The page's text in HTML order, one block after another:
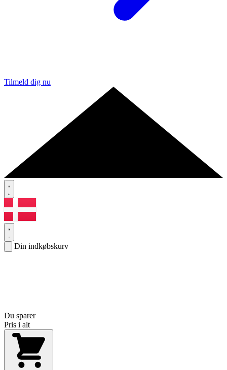
Tilmeld dig nu
Din indkøbskurv
Du sparer
Pris i alt